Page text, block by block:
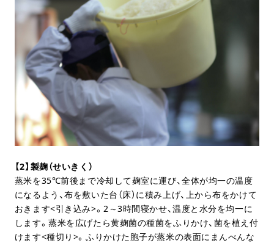
【2】製麹（せいきく）
蒸米を35℃前後まで冷却して麹室に運び、全体が均一の温度
になるよう、布を敷いた台（床）に積み上げ、上から布をかけて
おきます<引き込み>。2～3時間寝かせ、温度と水分を均一に
します。蒸米を広げたら黄麹菌の種菌をふりかけ、菌を植え付
けます<種切り>。ふりかけた胞子が蒸米の表面にまんべんな